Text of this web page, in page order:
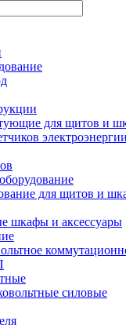
для щитов и
электроэнергии
для щитов и
шкафы и аксессуары
силовые